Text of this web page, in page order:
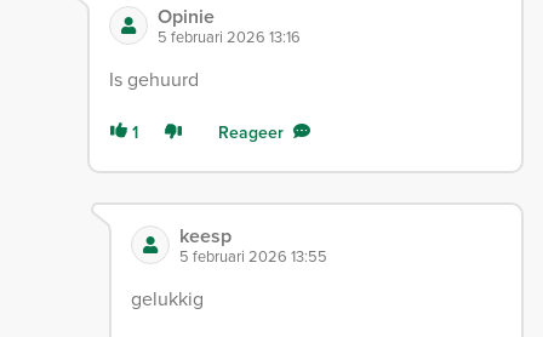
Opinie
5 februari 2026 13:16
Is gehuurd
1 Reageer
keesp
5 februari 2026 13:55
gelukkig